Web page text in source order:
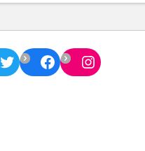
TwitterFacebookInstagram